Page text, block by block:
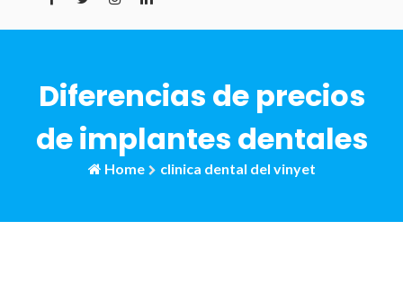
Diferencias de precios
de implantes dentales
Home clinica dental del vinyet